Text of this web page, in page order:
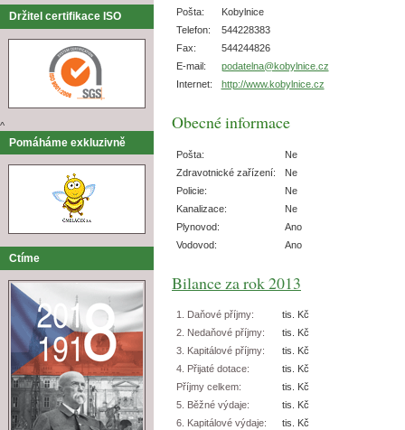
Držitel certifikace ISO
^
Pomáháme exkluzivně
Ctíme
Pošta:
Kobylnice
Telefon:
544228383
Fax:
544244826
E-mail:
podatelna@kobylnice.cz
Internet:
http://www.kobylnice.cz
Obecné informace
Pošta:
Ne
Zdravotnické zařízení:
Ne
Policie:
Ne
Kanalizace:
Ne
Plynovod:
Ano
Vodovod:
Ano
Bilance za rok 2013
1. Daňové příjmy:
tis. Kč
2. Nedaňové příjmy:
tis. Kč
3. Kapitálové příjmy:
tis. Kč
4. Přijaté dotace:
tis. Kč
Příjmy celkem:
tis. Kč
5. Běžné výdaje:
tis. Kč
6. Kapitálové výdaje:
tis. Kč